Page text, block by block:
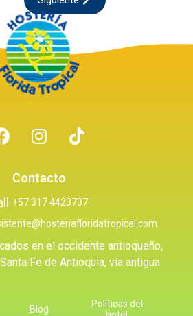
Contacto
+57 317 4423737
en el occidente antioqueño,
Fe de Antioquia, vía antigua
Blog
Políticas del